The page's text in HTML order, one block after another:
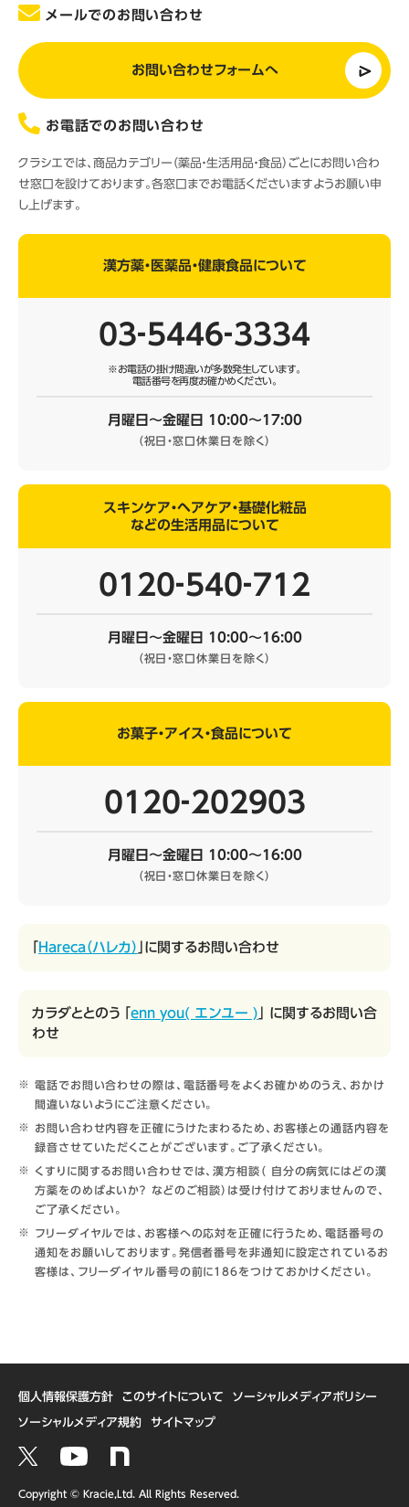
メールでのお問い合わせ
お問い合わせフォームへ
お電話でのお問い合わせ
クラシエでは、商品カテゴリー（薬品・生活用品・食品）ごとにお問い合わ
せ窓口を設けております。各窓口までお電話くださいますようお願い申
し上げます。
漢方薬・医薬品・健康食品について
03‐5446‐3334
※お電話の掛け間違いが多数発生しています。
電話番号を再度お確かめください。
月曜日～金曜日 10:00～17:00
（祝日・窓口休業日を除く）
スキンケア・ヘアケア・基礎化粧品
などの生活用品について
0120‐540‐712
月曜日～金曜日 10:00～16:00
（祝日・窓口休業日を除く）
お菓子・アイス・食品について
0120‐202903
月曜日～金曜日 10:00～16:00
（祝日・窓口休業日を除く）
Hareca（ハレカ） 」に関するお問い合わせ
カラダととのう 「 enn you( エンユー ) 」 に関するお問い合
わせ
電話でお問い合わせの際は、電話番号をよくお確かめのうえ、おかけ
間違いないようにご注意ください。
お問い合わせ内容を正確にうけたまわるため、お客様との通話内容を
録音させていただくことがございます。ご了承ください。
くすりに関するお問い合わせでは、漢方相談（ 自分の病気にはどの漢
方薬をのめばよいか？ などのご相談）は受け付けておりませんので、
ご了承ください。
フリーダイヤルでは、お客様への応対を正確に行うため、電話番号の
通知をお願いしております。発信者番号を非通知に設定されているお
客様は、フリーダイヤル番号の前に186をつけておかけください。
個人情報保護方針 このサイトについて ソーシャルメディアポリシー
ソーシャルメディア規約 サイトマップ
Copyright © Kracie,Ltd. All Rights Reserved.